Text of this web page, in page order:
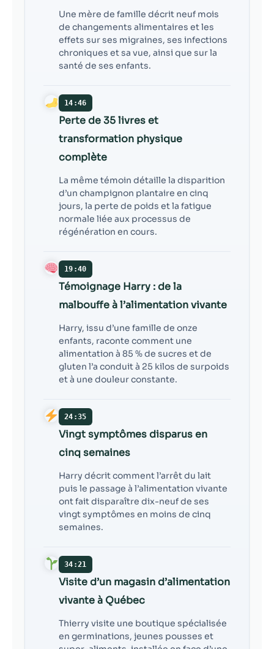
Une mère de famille décrit neuf mois
de changements alimentaires et les
effets sur ses migraines, ses infections
chroniques et sa vue, ainsi que sur la
santé de ses enfants.
14:46
Perte de 35 livres et
transformation physique
complète
La même témoin détaille la disparition
d’un champignon plantaire en cinq
jours, la perte de poids et la fatigue
normale liée aux processus de
régénération en cours.
19:40
Témoignage Harry : de la
malbouffe à l’alimentation vivante
Harry, issu d’une famille de onze
enfants, raconte comment une
alimentation à 85 % de sucres et de
gluten l’a conduit à 25 kilos de surpoids
et à une douleur constante.
24:35
Vingt symptômes disparus en
cinq semaines
Harry décrit comment l’arrêt du lait
puis le passage à l’alimentation vivante
ont fait disparaître dix-neuf de ses
vingt symptômes en moins de cinq
semaines.
34:21
Visite d’un magasin d’alimentation
vivante à Québec
Thierry visite une boutique spécialisée
en germinations, jeunes pousses et